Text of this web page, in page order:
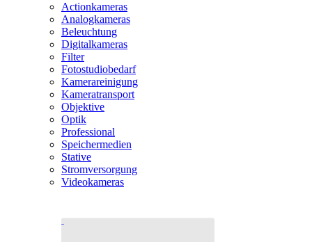
Actionkameras
Analogkameras
Beleuchtung
Digitalkameras
Filter
Fotostudiobedarf
Kamerareinigung
Kameratransport
Objektive
Optik
Professional
Speichermedien
Stative
Stromversorgung
Videokameras